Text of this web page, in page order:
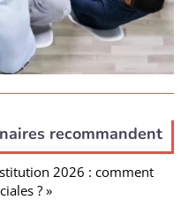
recommandent
2026 : comment
? »